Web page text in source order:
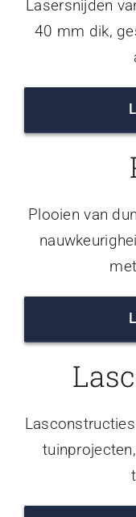
Lasersnijden
40 mm dik,
Plooien van